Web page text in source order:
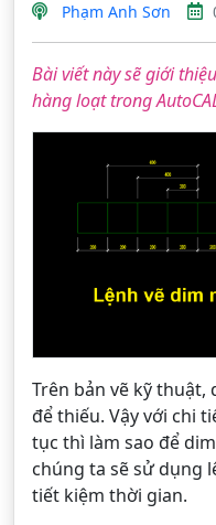
Phạm Anh Sơn
Bài viết này sẽ giới
hàng loạt trong
Trên bản vẽ kỹ
để thiếu. Vậy với chi
tục thì làm sao để
chúng ta sẽ sử dụng
tiết kiệm thời gian.